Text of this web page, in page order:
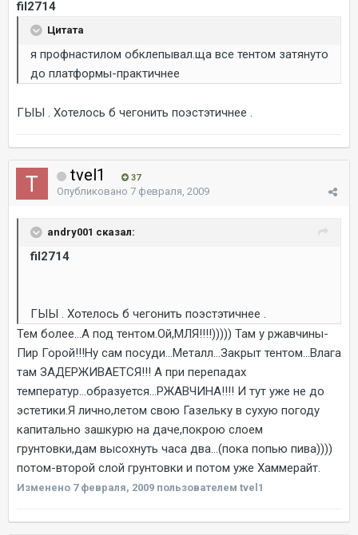
fil2714
Цитата
я профнастилом обклепывал.ща все тентом затянуто
до платформы-практичнее
ГЫЫ . Хотелось б чегонить поэстэтичнее .
tvel1 37
Опубликовано 7 февраля, 2009
andry001 сказал:
fil2714
ГЫЫ . Хотелось б чегонить поэстэтичнее .
Тем более...А под тентом.Ой,МЛЯ!!!!))))) Там у ржавчины-
Пир Горой!!!Ну сам посуди...Металл...Закрыт тентом...Влага
там ЗАДЕРЖИВАЕТСЯ!!! А при перепадах
температур...образуется...РЖАВЧИНА!!!! И тут уже не до
эстетики.Я лично,летом свою Газельку в сухую погоду
капитально зашкурю на даче,покрою слоем
грунтовки,дам высохнуть часа два...(пока попью пива))))
потом-второй слой грунтовки и потом уже Хаммерайт.
Изменено 7 февраля, 2009 пользователем tvel1